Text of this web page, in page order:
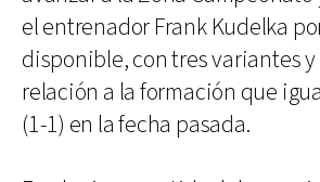
el entrenador Frank Kudelka
disponible, con tres variantes
relación a la formación que
(1-1) en la fecha pasada.